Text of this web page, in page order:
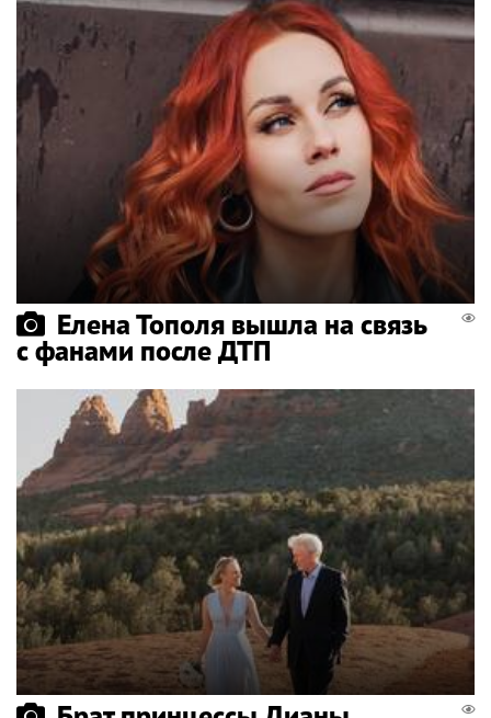
Елена Тополя вышла на связь
с фанами после ДТП